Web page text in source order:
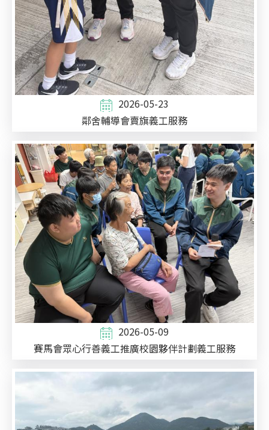
2026-05-23
鄰舍輔導會賣旗義工服務
2026-05-09
賽馬會眾心行善義工推廣校園夥伴計劃義工服務